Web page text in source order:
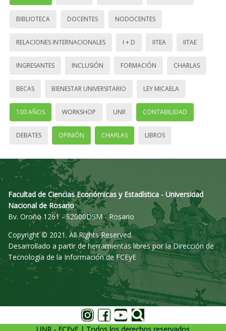
BIBLIOTECA DOCENTES NODOCENTES
RELACIONES INTERNACIONALES I + D IITEA IITAE
INGRESANTES INCLUSIÓN FORMACIÓN CHARLAS
BECAS BIENESTAR UNIVERSITARIO LEY MICAELA
100 AÑOS WORKSHOP UNR CONTABILIDAD
DEBATES OPINIÓN CHARLAS LIBROS
Facultad de Ciencias Económicas y Estadística - Universidad
Nacional de Rosario
Bv. Oroño 1261 - S2000DSM - Rosario
Copyright © 2021. All Rights Reserved.
Desarrollado a partir de herramientas libres por la Dirección de
Tecnología de la Información de FCEyE